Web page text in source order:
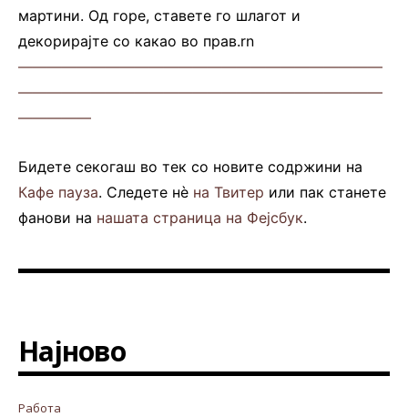
мартини. Од горе, ставете го шлагот и
декорирајте со какао во прав.rn
—————————————————————————
—————————————————————————
—————
Бидете секогаш во тек со новите содржини на
Кафе пауза. Следете нè на Твитер или пак станете
фанови на нашата страница на Фејсбук.
Најново
Работа